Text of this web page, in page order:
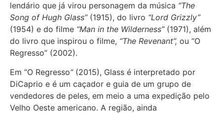
lendário que já virou personagem da música “The
Song of Hugh Glass”(1915), do livro “Lord Grizzly”
(1954) e do filme “Man in the Wilderness”(1971), além
do livro que inspirou o filme, “The Revenant”, ou “O
Regresso” (2002).
Em “O Regresso“(2015), Glass é interpretado por
DiCaprio e é um caçador e guia de um grupo de
vendedores de peles, em meio a uma expedição pelo
Velho Oeste americano. A região, ainda